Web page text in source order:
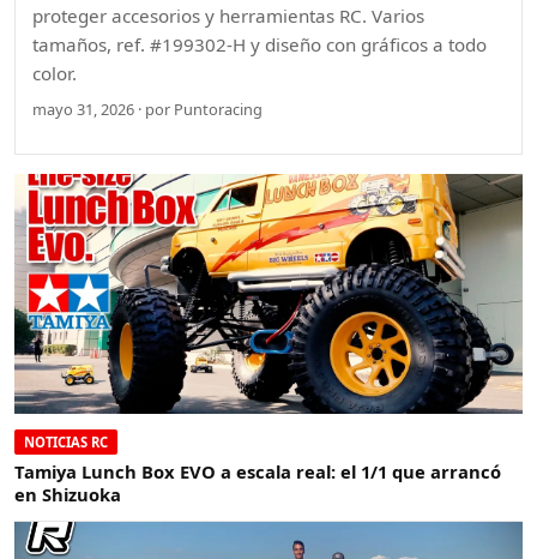
proteger accesorios y herramientas RC. Varios
tamaños, ref. #199302-H y diseño con gráficos a todo
color.
mayo 31, 2026 · por Puntoracing
NOTICIAS RC
Tamiya Lunch Box EVO a escala real: el 1/1 que arrancó
en Shizuoka